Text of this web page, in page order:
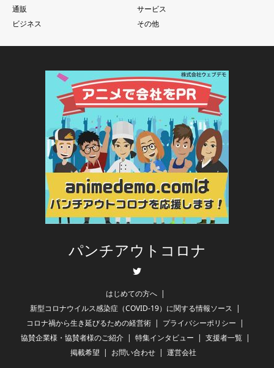
通販
サービス
ビジネス
その他
パンチアウトコロナ
はじめての方へ
新型コロナウイルス感染症（COVID-19）に関する情報ソース
コロナ禍から生き延びるための経営術
プライバシーポリシー
協賛企業様・協賛者様のご紹介
特集インタビュー
支援者一覧
掲載希望
お問い合わせ 運営会社